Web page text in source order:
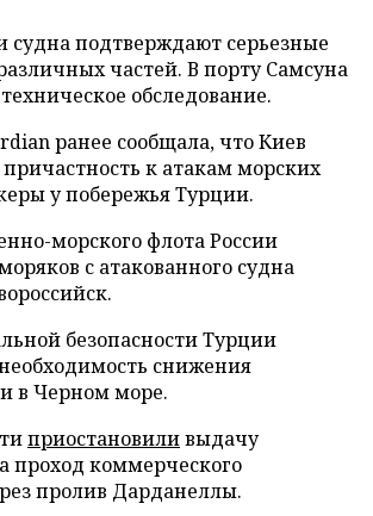
судна подтверждают серьезные
частей. В порту Самсуна
обследование.
ранее сообщала, что Киев
к атакам морских
у побережья Турции.
морского флота России
с атакованного судна
безопасности Турции
снижения
в Черном море.
приостановиливыдачу
проход коммерческого
пролив Дарданеллы.